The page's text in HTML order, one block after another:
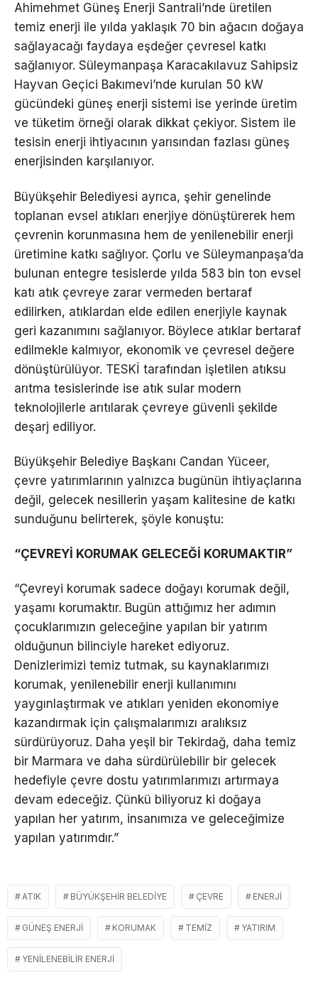
Ahimehmet Güneş Enerji Santrali’nde üretilen
temiz enerji ile yılda yaklaşık 70 bin ağacın doğaya
sağlayacağı faydaya eşdeğer çevresel katkı
sağlanıyor. Süleymanpaşa Karacakılavuz Sahipsiz
Hayvan Geçici Bakımevi’nde kurulan 50 kW
gücündeki güneş enerji sistemi ise yerinde üretim
ve tüketim örneği olarak dikkat çekiyor. Sistem ile
tesisin enerji ihtiyacının yarısından fazlası güneş
enerjisinden karşılanıyor.
Büyükşehir Belediyesi ayrıca, şehir genelinde
toplanan evsel atıkları enerjiye dönüştürerek hem
çevrenin korunmasına hem de yenilenebilir enerji
üretimine katkı sağlıyor. Çorlu ve Süleymanpaşa’da
bulunan entegre tesislerde yılda 583 bin ton evsel
katı atık çevreye zarar vermeden bertaraf
edilirken, atıklardan elde edilen enerjiyle kaynak
geri kazanımını sağlanıyor. Böylece atıklar bertaraf
edilmekle kalmıyor, ekonomik ve çevresel değere
dönüştürülüyor. TESKİ tarafından işletilen atıksu
arıtma tesislerinde ise atık sular modern
teknolojilerle arıtılarak çevreye güvenli şekilde
deşarj ediliyor.
Büyükşehir Belediye Başkanı Candan Yüceer,
çevre yatırımlarının yalnızca bugünün ihtiyaçlarına
değil, gelecek nesillerin yaşam kalitesine de katkı
sunduğunu belirterek, şöyle konuştu:
“ÇEVREYİ KORUMAK GELECEĞİ KORUMAKTIR”
“Çevreyi korumak sadece doğayı korumak değil,
yaşamı korumaktır. Bugün attığımız her adımın
çocuklarımızın geleceğine yapılan bir yatırım
olduğunun bilinciyle hareket ediyoruz.
Denizlerimizi temiz tutmak, su kaynaklarımızı
korumak, yenilenebilir enerji kullanımını
yaygınlaştırmak ve atıkları yeniden ekonomiye
kazandırmak için çalışmalarımızı aralıksız
sürdürüyoruz. Daha yeşil bir Tekirdağ, daha temiz
bir Marmara ve daha sürdürülebilir bir gelecek
hedefiyle çevre dostu yatırımlarımızı artırmaya
devam edeceğiz. Çünkü biliyoruz ki doğaya
yapılan her yatırım, insanımıza ve geleceğimize
yapılan yatırımdır.”
ATIK BÜYÜKŞEHIR BELEDIYE ÇEVRE ENERJI
GÜNEŞ ENERJI KORUMAK TEMIZ YATIRIM
YENILENEBILIR ENERJI